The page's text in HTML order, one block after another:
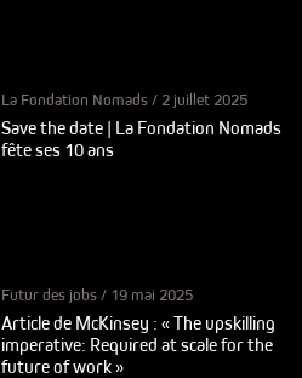
La Fondation Nomads/ 2 juillet 2025
Save the date | La Fondation Nomads
fête ses 10 ans
Futur des jobs/ 19 mai 2025
Article de McKinsey : « The upskilling
imperative: Required at scale for the
future of work »